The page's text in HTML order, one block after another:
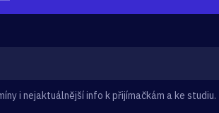
i nejaktuálnější info k přijímačkám a ke studiu.